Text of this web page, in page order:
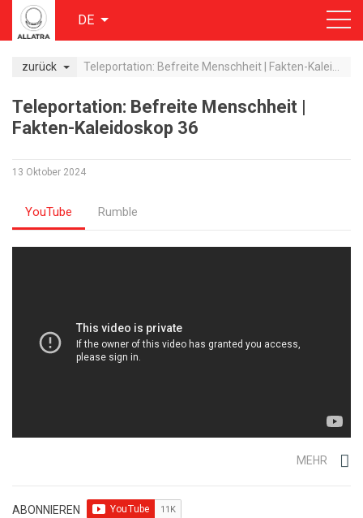
DE
zurück
Teleportation: Befreite Menschheit |
Fakten-Kaleidoskop 36
13 Oktober 2024
YouTube Rumble
MEHR
ABONNIEREN